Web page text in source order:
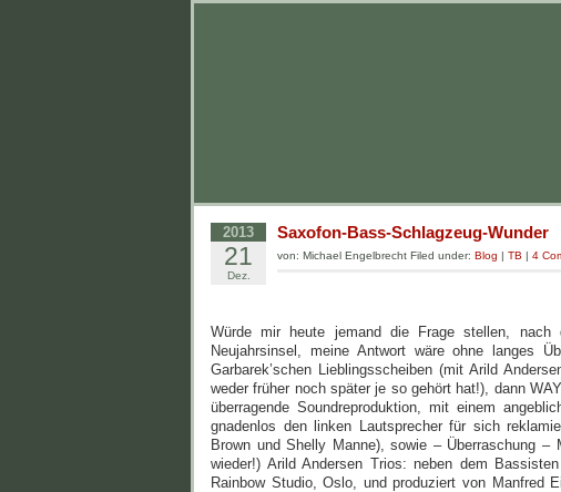
2013
21
Dez.
Saxofon-Bass-Schlagzeug-Wunder
von: Michael Engelbrecht Filed under: Blog | TB | 4
Würde mir heute jemand die Frage stellen, nach
Neujahrsinsel, meine Antwort wäre ohne langes
Garbarek’schen Lieblingsscheiben (mit Arild
weder früher noch später je so gehört hat!), dann
überragende Soundreproduktion, mit einem
gnadenlos den linken Lautsprecher für sich
Brown und Shelly Manne), sowie – Überraschung
wieder!) Arild Andersen Trios: neben dem
Rainbow Studio, Oslo, und produziert von Manfred